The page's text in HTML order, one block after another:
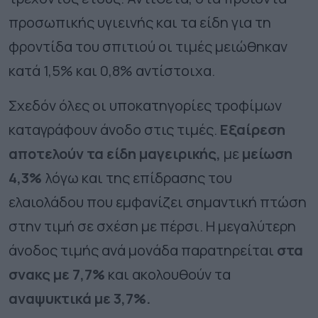
προσωπικής υγιεινής και τα είδη για τη
φροντίδα του σπιτιού οι τιμές μειώθηκαν
κατά 1,5% και 0,8% αντίστοιχα.
Σχεδόν όλες οι υποκατηγορίες τροφίμων
καταγράφουν άνοδο στις τιμές. Εξαίρεση
αποτελούν τα είδη μαγειρικής, μεμείωση
4,3% λόγω και της επίδρασης του
ελαιολάδου που εμφανίζει σημαντική πτώση
στην τιμή σε σχέση με πέρσι. Η μεγαλύτερη
άνοδος τιμής ανά μονάδα παρατηρείται στα
σνακς με 7,7% και ακολουθούν τα
αναψυκτικά με 3,7%.